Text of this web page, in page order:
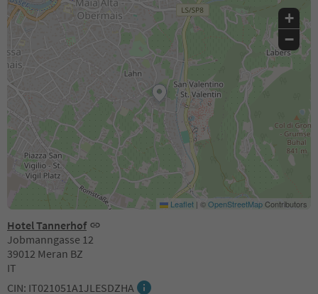
Hotel Tannerhof
Jobmanngasse 12
39012 Meran BZ
IT
CIN: IT021051A1JLESDZHA
+
−
Leaflet | ©OpenStreetMapContributors